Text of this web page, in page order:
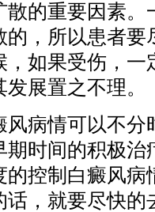
的重要因素。
，所以患者要
，如果受伤，一
展置之不理。
病情可以不分
期时间的积极
控制白癜风病
话，就要尽快的